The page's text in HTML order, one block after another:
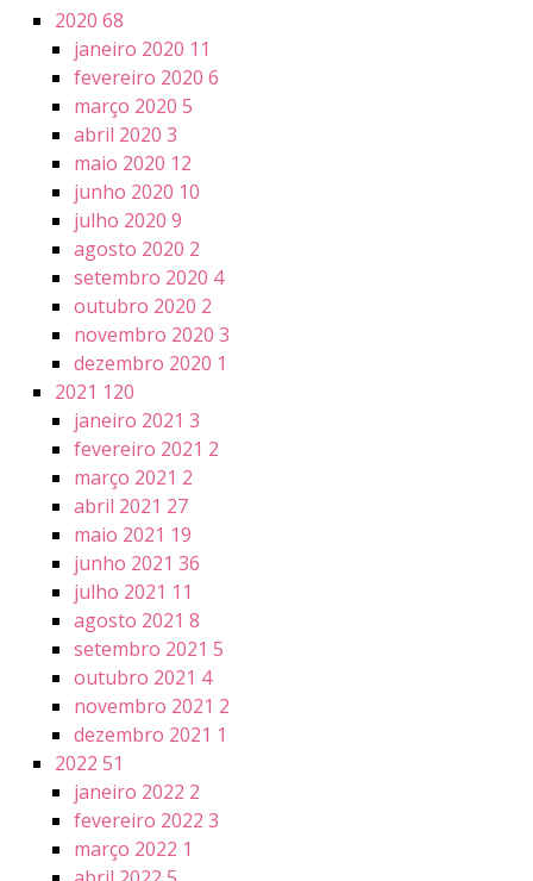
2020 68
janeiro 2020 11
fevereiro 2020 6
março 2020 5
abril 2020 3
maio 2020 12
junho 2020 10
julho 2020 9
agosto 2020 2
setembro 2020 4
outubro 2020 2
novembro 2020 3
dezembro 2020 1
2021 120
janeiro 2021 3
fevereiro 2021 2
março 2021 2
abril 2021 27
maio 2021 19
junho 2021 36
julho 2021 11
agosto 2021 8
setembro 2021 5
outubro 2021 4
novembro 2021 2
dezembro 2021 1
2022 51
janeiro 2022 2
fevereiro 2022 3
março 2022 1